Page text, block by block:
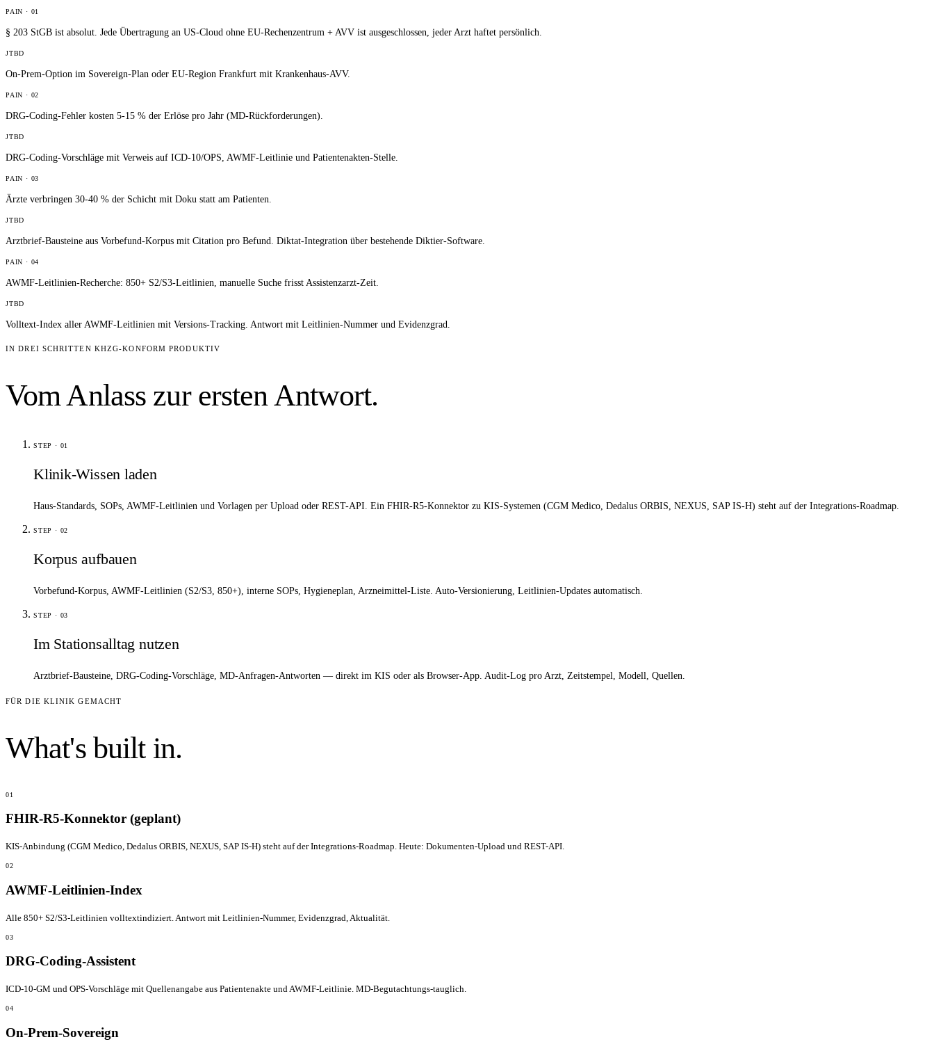
PAIN · 01
§ 203 StGB ist absolut. Jede Übertragung an US-Cloud ohne EU-Rechenzentrum + AVV ist ausgeschlossen, jeder Arzt haftet persönlich.
JTBD
On-Prem-Option im Sovereign-Plan oder EU-Region Frankfurt mit Krankenhaus-AVV.
PAIN · 02
DRG-Coding-Fehler kosten 5-15 % der Erlöse pro Jahr (MD-Rückforderungen).
JTBD
DRG-Coding-Vorschläge mit Verweis auf ICD-10/OPS, AWMF-Leitlinie und Patientenakten-Stelle.
PAIN · 03
Ärzte verbringen 30-40 % der Schicht mit Doku statt am Patienten.
JTBD
Arztbrief-Bausteine aus Vorbefund-Korpus mit Citation pro Befund. Diktat-Integration über bestehende Diktier-Software.
PAIN · 04
AWMF-Leitlinien-Recherche: 850+ S2/S3-Leitlinien, manuelle Suche frisst Assistenzarzt-Zeit.
JTBD
Volltext-Index aller AWMF-Leitlinien mit Versions-Tracking. Antwort mit Leitlinien-Nummer und Evidenzgrad.
IN DREI SCHRITTEN KHZG-KONFORM PRODUKTIV
Vom Anlass zur ersten Antwort.
STEP · 01
Klinik-Wissen laden
Haus-Standards, SOPs, AWMF-Leitlinien und Vorlagen per Upload oder REST-API. Ein FHIR-R5-Konnektor zu KIS-Systemen (CGM Medico, Dedalus ORBIS, NEXUS, SAP IS-H) steht auf der Integrations-Roadmap.
STEP · 02
Korpus aufbauen
Vorbefund-Korpus, AWMF-Leitlinien (S2/S3, 850+), interne SOPs, Hygieneplan, Arzneimittel-Liste. Auto-Versionierung, Leitlinien-Updates automatisch.
STEP · 03
Im Stationsalltag nutzen
Arztbrief-Bausteine, DRG-Coding-Vorschläge, MD-Anfragen-Antworten — direkt im KIS oder als Browser-App. Audit-Log pro Arzt, Zeitstempel, Modell, Quellen.
FÜR DIE KLINIK GEMACHT
What's built in.
01
FHIR-R5-Konnektor (geplant)
KIS-Anbindung (CGM Medico, Dedalus ORBIS, NEXUS, SAP IS-H) steht auf der Integrations-Roadmap. Heute: Dokumenten-Upload und REST-API.
02
AWMF-Leitlinien-Index
Alle 850+ S2/S3-Leitlinien volltextindiziert. Antwort mit Leitlinien-Nummer, Evidenzgrad, Aktualität.
03
DRG-Coding-Assistent
ICD-10-GM und OPS-Vorschläge mit Quellenangabe aus Patientenakte und AWMF-Leitlinie. MD-Begutachtungs-tauglich.
04
On-Prem-Sovereign